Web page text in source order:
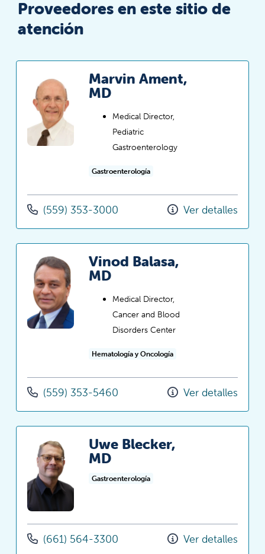
Proveedores en este sitio de
atención
Marvin Ament,
MD
Medical Director,
Pediatric
Gastroenterology
Gastroenterología
(559) 353-3000 Ver detalles
Vinod Balasa,
MD
Medical Director,
Cancer and Blood
Disorders Center
Hematología y Oncología
(559) 353-5460 Ver detalles
Uwe Blecker,
MD
Gastroenterología
(661) 564-3300 Ver detalles